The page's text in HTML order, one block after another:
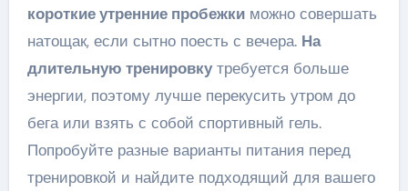
короткие утренние пробежкиможно совершать
натощак, если сытно поесть с вечера. На
длительную тренировкутребуется больше
энергии, поэтому лучше перекусить утром до
бега или взять с собой спортивный гель.
Попробуйте разные варианты питания перед
тренировкой и найдите подходящий для вашего